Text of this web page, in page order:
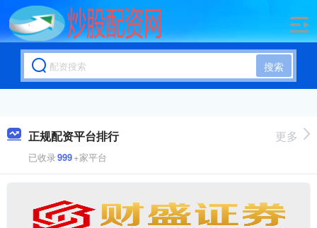
搜索
正规配资平台排行
已收录999+家平台
更多